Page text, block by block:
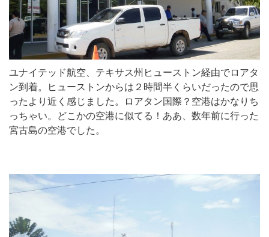
ユナイテッド航空、テキサス州ヒューストン経由でロアタ
ン到着。ヒューストンからは２時間半くらいだったので思
ったより近く感じました。ロアタン国際？空港はかなりち
っちゃい。どこかの空港に似てる！ああ、数年前に行った
宮古島の空港でした。